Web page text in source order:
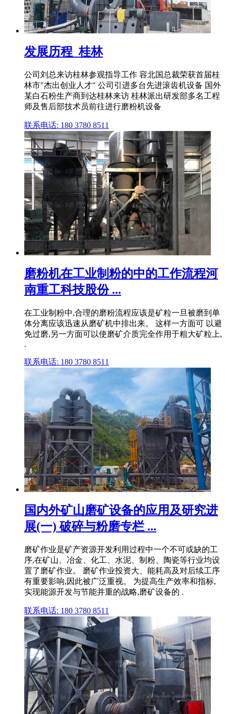
发展历程_桂林
公司刘总来访桂林参观指导工作 容北国总裁荣获首届桂
林市"杰出创业人才" 公司引进多台先进滚齿机设备 国外
某白石粉生产商到达桂林来访 桂林派出研发部多名工程
师及售后部技术员前往进行磨粉机设备
联系电话: 180 3780 8511
磨粉机在工业制粉的中的工作流程河
南重工科技股份 ...
在工业制粉中,合理的磨粉流程应该是矿粒一旦被磨到单
体分离应该迅速从磨矿机中排出来。 这样一方面可 以避
免过磨,另一方面可以使磨矿介质完全作用于粗大矿粒上,
.
联系电话: 180 3780 8511
国内外矿山磨矿设备的应用及研究进
展(一) 破碎与粉磨专栏 ...
磨矿作业是矿产资源开发利用过程中一个不可或缺的工
序,在矿山、冶金、化工、水泥、制粉、陶瓷等行业均设
置了磨矿作业。 磨矿作业投资大、能耗高及对后续工序
有重要影响,因此被广泛重视。 为提高生产效率和指标,
实现能源开发与节能并重的战略,磨矿设备的 .
联系电话: 180 3780 8511